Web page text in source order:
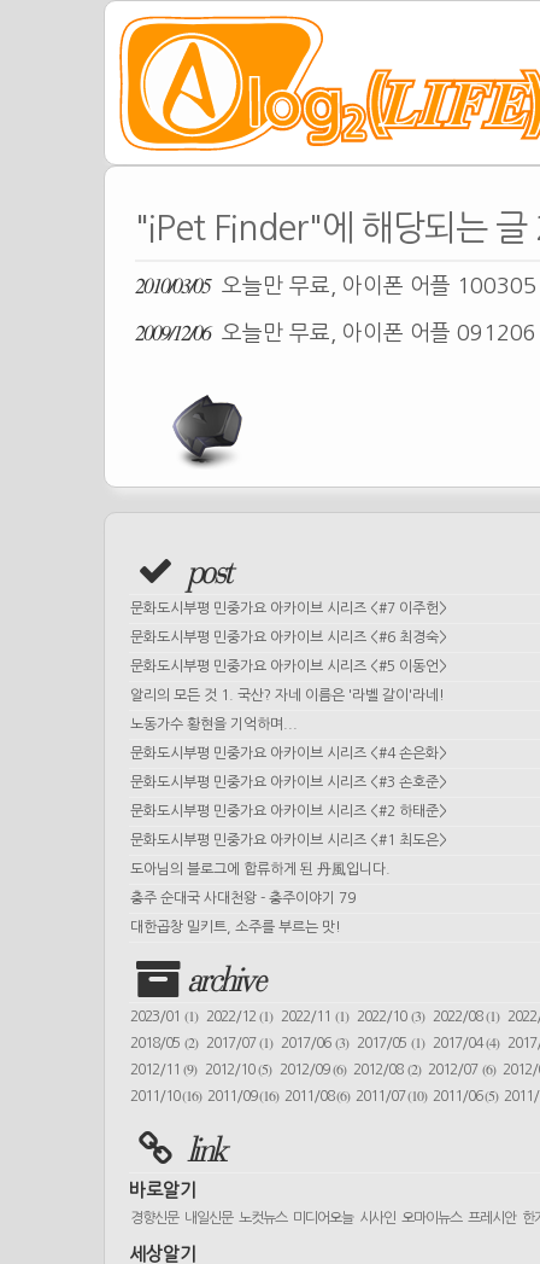
"iPet Finder"에 해당되는 글
2010/03/05 오늘만 무료, 아이폰 어플
2009/12/06 오늘만 무료, 아이폰 어플
post
문화도시부평 민중가요 아카이브 시리즈 <#7 이주헌>
문화도시부평 민중가요 아카이브 시리즈 <#6 최경숙>
문화도시부평 민중가요 아카이브 시리즈 <#5 이동언>
알리의 모든 것 1. 국산? 자네 이름은 '라벨 갈이'라네!
노동가수 황현을 기억하며...
문화도시부평 민중가요 아카이브 시리즈 <#4 손은화>
문화도시부평 민중가요 아카이브 시리즈 <#3 손호준>
문화도시부평 민중가요 아카이브 시리즈 <#2 하태준>
문화도시부평 민중가요 아카이브 시리즈 <#1 최도은>
도아님의 블로그에 합류하게 된 丹風입니다.
충주 순대국 사대천왕 - 충주이야기 79
대한곱창 밀키트, 소주를 부르는 맛!
archive
2023/01 (1) 2022/12(1) 2022/11(1) 2022/10 (3) 2022/08(1)
2018/05 (2) 2017/07(1) 2017/06(3) 2017/05 (1) 2017/04(4)
2012/11(9) 2012/10(5) 2012/09(6) 2012/08 (2) 2012/07 (6)
2011/10(16) 2011/09(16) 2011/08(6) 2011/07(10) 2011/06(5)
link
바로알기
경향신문 내일신문 노컷뉴스 미디어오늘 시사인 오마이뉴스 프레시안 한
세상알기